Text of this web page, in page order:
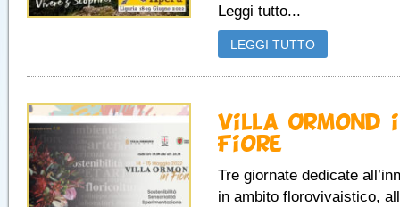
Leggi tutto...
LEGGI TUTTO
Villa Ormond
Fiore
Tre giornate dedicate
in ambito florovivaistico,